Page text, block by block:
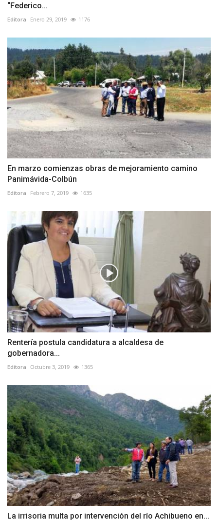
“Federico...
Editora Enero 29, 2019 1176
En marzo comienzas obras de mejoramiento camino
Panimávida-Colbún
Editora Febrero 7, 2019 1635
Rentería postula candidatura a alcaldesa de
gobernadora...
Editora Octubre 3, 2019 1365
La irrisoria multa por intervención del río Achibueno en...